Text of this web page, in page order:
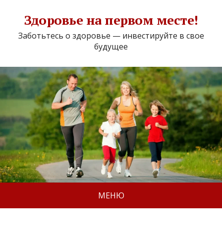
Здоровье на первом месте!
Заботьтесь о здоровье — инвестируйте в свое
будущее
МЕНЮ